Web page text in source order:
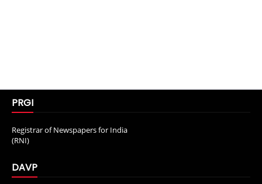
PRGI
Registrar of Newspapers for India
(RNI)
DAVP